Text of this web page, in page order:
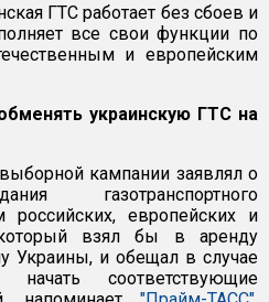
ГТС работает без сбоев и
все свои функции по
и европейским
украинскую ГТС на
кампании заявлял о
газотранспортного
российских, европейских и
взял бы в аренду
Украины, и обещал в случае
соответствующие